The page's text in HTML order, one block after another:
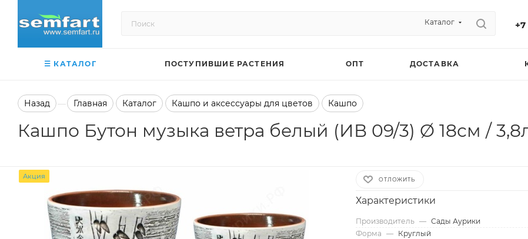
Каталог
☰ КАТАЛОГ ПОСТУПИВШИЕ РАСТЕНИЯ ОПТ ДОСТАВКА
Назад — Главная Каталог Кашпо и аксессуары для цветов Кашпо
Кашпо Бутон музыка ветра белый (ИВ 09/3) Ø 18см /
Акция ОТЛОЖИТЬ
Характеристики
Производитель — Сады Аурики
Форма
— Круглый